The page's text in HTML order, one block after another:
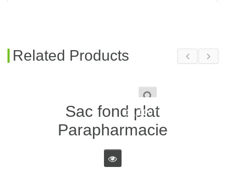
Related Products
1,850TND
–
11,000TND
Sac fond plat
Parapharmacie